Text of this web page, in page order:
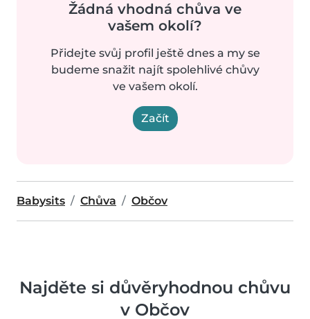
Žádná vhodná chůva ve
vašem okolí?
Přidejte svůj profil ještě dnes a my se
budeme snažit najít spolehlivé chůvy
ve vašem okolí.
Začít
Babysits Chůva Občov
Najděte si důvěryhodnou chůvu
v Občov